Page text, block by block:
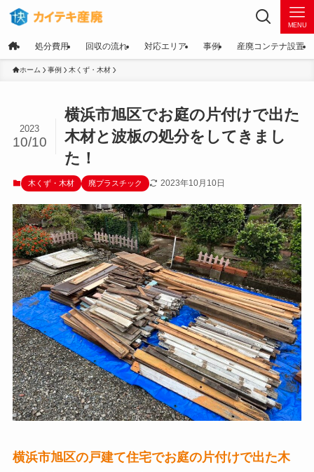
MENU
処分費用 回収の流れ 対応エリア 事例 産廃コンテナ設置
ホーム 事例 木くず・木材
横浜市旭区でお庭の片付けで出た
木材と波板の処分をしてきまし
た！
2023
10/10
木くず・木材 廃プラスチック 2023年10月10日
横浜市旭区の戸建て住宅でお庭の片付けで出た木